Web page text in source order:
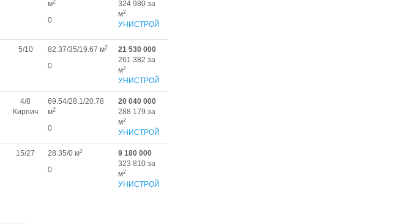
м2
0
324 980 за
м2
УНИСТРОЙ
5/10 82.37/35/19.67 м2
0
21 530 000
261 382 за
м2
УНИСТРОЙ
4/8
Кирпич
69.54/28.1/20.78
м2
0
20 040 000
288 179 за
м2
УНИСТРОЙ
15/27 28.35/0 м2
0
9 180 000
323 810 за
м2
УНИСТРОЙ